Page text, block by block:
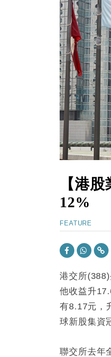
15:59 財
18:31 財
17:33 財
16:47 本
16:05 財
15:47 財
15:11 財
13:44 財
12:44 財
11:12 國
財
【港
12%
FEATURE
港交所
他收益升
有8.17元，
球新股集資
聯交所去年